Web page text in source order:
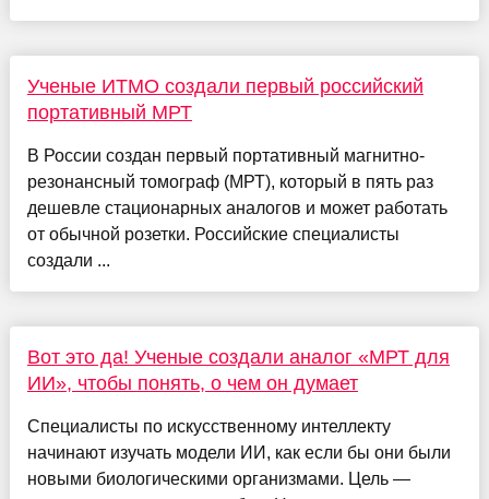
Ученые ИТМО создали первый российский
портативный МРТ
В России создан первый портативный магнитно-
резонансный томограф (МРТ), который в пять раз
дешевле стационарных аналогов и может работать
от обычной розетки. Российские специалисты
создали ...
Вот это да! Ученые создали аналог «МРТ для
ИИ», чтобы понять, о чем он думает
Специалисты по искусственному интеллекту
начинают изучать модели ИИ, как если бы они были
новыми биологическими организмами. Цель —